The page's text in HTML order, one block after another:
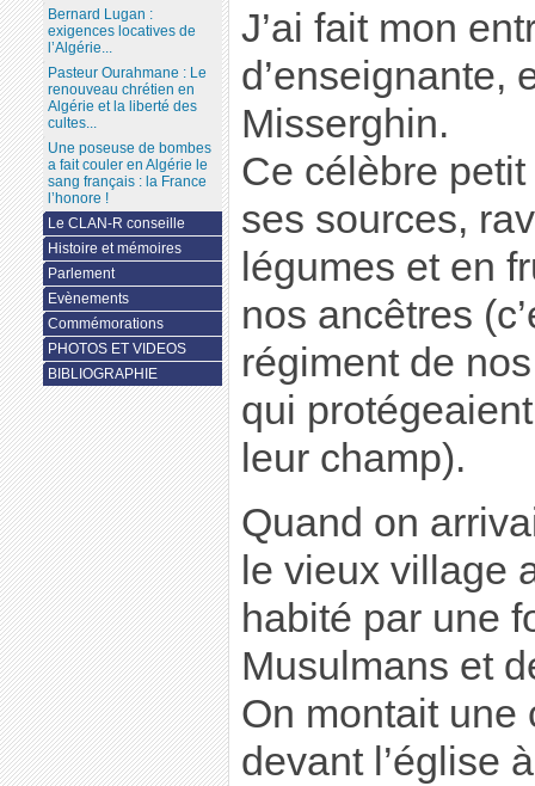
J’ai fait mon
d’enseignante,
Misserghin.
Ce célèbre
ses sources,
légumes et en
nos ancêtres
régiment de
qui
leur champ).
Quand on
le vieux village
habité par une
Musulmans et
On montait une
devant l’église
Bernard Lugan :
exigences locatives de
l’Algérie...
Pasteur Ourahmane : Le
renouveau chrétien en
Algérie et la liberté des
cultes...
Une poseuse de bombes
a fait couler en Algérie le
sang français : la France
l’honore !
Le CLAN-R conseille
Histoire et mémoires
Parlement
Evènements
Commémorations
PHOTOS ET VIDEOS
BIBLIOGRAPHIE